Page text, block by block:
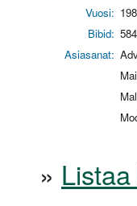
Vuosi:
Bibid:
Asiasanat:
»